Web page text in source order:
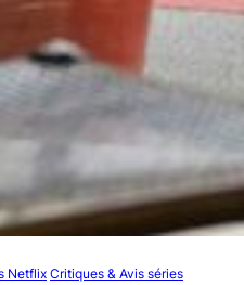
Netflix Critiques & Avis séries